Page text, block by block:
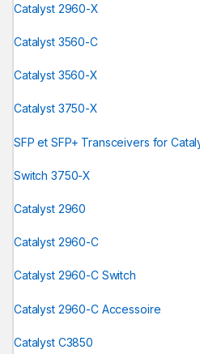
Catalyst 2960-X
Catalyst 3560-C
Catalyst 3560-X
Catalyst 3750-X
SFP et SFP+ Transceivers for
Switch 3750-X
Catalyst 2960
Catalyst 2960-C
Catalyst 2960-C Switch
Catalyst 2960-C Accessoire
Catalyst C3850